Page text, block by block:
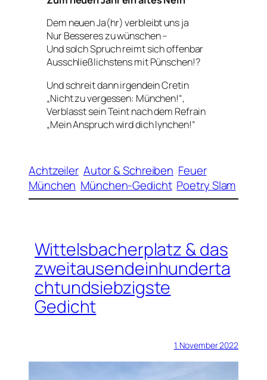
Dem neuen Ja(hr) verbleibt uns ja
Nur Besseres zu wünschen –
Und solch Spruch reimt sich offenbar
Ausschließlichstens mit Pünschen!?
Und schreit dann irgendein Cretin
„Nicht zu vergessen: München!“,
Verblasst sein Teint nach dem Refrain
„Mein Anspruch wird dich lynchen!“
Achtzeiler Autor & Schreiben Feuer
München München-Gedicht Poetry Slam
Wittelsbacherplatz & das
zweitausendeinhunderta
chtundsiebzigste
Gedicht
1. November 2022